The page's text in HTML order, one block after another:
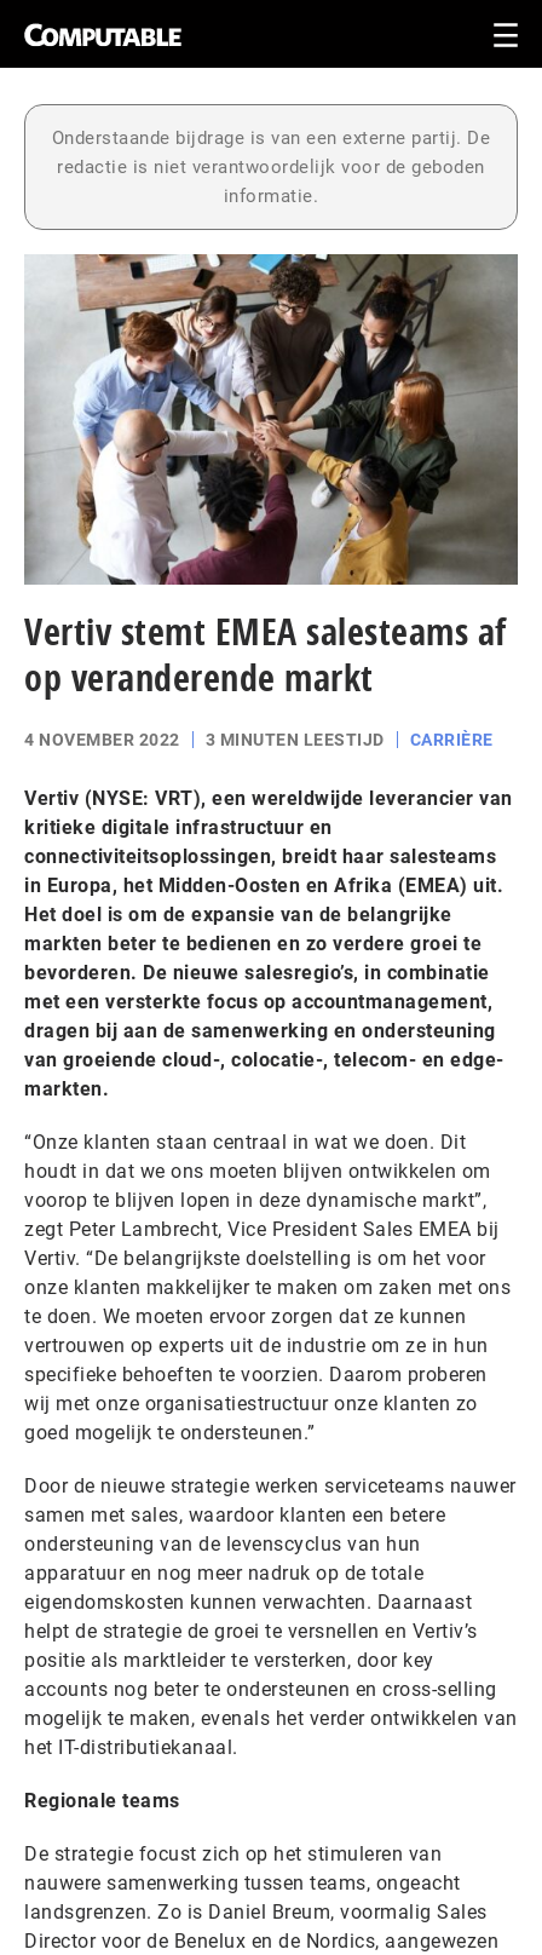
Onderstaande bijdrage is van een externe partij. De
redactie is niet verantwoordelijk voor de geboden
informatie.
Vertiv stemt EMEA salesteams af
op veranderende markt
4 NOVEMBER 2022 3 MINUTEN LEESTIJD CARRIÈRE
Vertiv (NYSE: VRT), een wereldwijde leverancier van
kritieke digitale infrastructuur en
connectiviteitsoplossingen, breidt haar salesteams
in Europa, het Midden-Oosten en Afrika (EMEA) uit.
Het doel is om de expansie van de belangrijke
markten beter te bedienen en zo verdere groei te
bevorderen. De nieuwe salesregio’s, in combinatie
met een versterkte focus op accountmanagement,
dragen bij aan de samenwerking en ondersteuning
van groeiende cloud-, colocatie-, telecom- en edge-
markten.
“Onze klanten staan centraal in wat we doen. Dit
houdt in dat we ons moeten blijven ontwikkelen om
voorop te blijven lopen in deze dynamische markt”,
zegt Peter Lambrecht, Vice President Sales EMEA bij
Vertiv. “De belangrijkste doelstelling is om het voor
onze klanten makkelijker te maken om zaken met ons
te doen. We moeten ervoor zorgen dat ze kunnen
vertrouwen op experts uit de industrie om ze in hun
specifieke behoeften te voorzien. Daarom proberen
wij met onze organisatiestructuur onze klanten zo
goed mogelijk te ondersteunen.”
Door de nieuwe strategie werken serviceteams nauwer
samen met sales, waardoor klanten een betere
ondersteuning van de levenscyclus van hun
apparatuur en nog meer nadruk op de totale
eigendomskosten kunnen verwachten. Daarnaast
helpt de strategie de groei te versnellen en Vertiv’s
positie als marktleider te versterken, door key
accounts nog beter te ondersteunen en cross-selling
mogelijk te maken, evenals het verder ontwikkelen van
het IT-distributiekanaal.
Regionale teams
De strategie focust zich op het stimuleren van
nauwere samenwerking tussen teams, ongeacht
landsgrenzen. Zo is Daniel Breum, voormalig Sales
Director voor de Benelux en de Nordics, aangewezen